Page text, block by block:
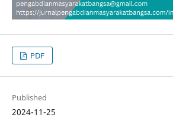
PDF
Published
2024-11-25